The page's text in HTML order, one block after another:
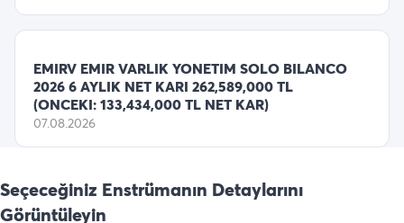
EMIRV EMIR VARLIK YONETIM SOLO BILANCO
2026 6 AYLIK NET KARI 262,589,000 TL
(ONCEKI: 133,434,000 TL NET KAR)
07.08.2026
Seçeceğiniz Enstrümanın Detaylarını
Görüntüleyin